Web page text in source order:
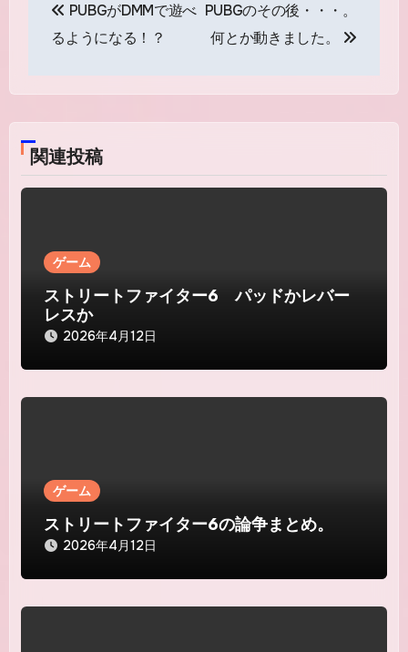
稿
ビ
ゲ
ー
ョ
ン
PUBGがDMMで遊べ
るようになる！？
PUBGのその後・・・。
何とか動きました。
関連投稿
ゲーム
ストリートファイター6 パッドかレバー
レスか
2026年4月12日
ゲーム
ストリートファイター6の論争まとめ。
2026年4月12日